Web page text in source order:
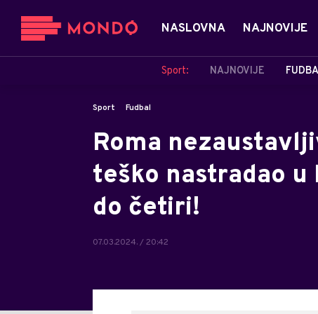
NASLOVNA NAJNOVIJE
Sport: NAJNOVIJE
Sport Fudbal
Roma
teško nastradao
do četiri!
07.03.2024. / 20:42